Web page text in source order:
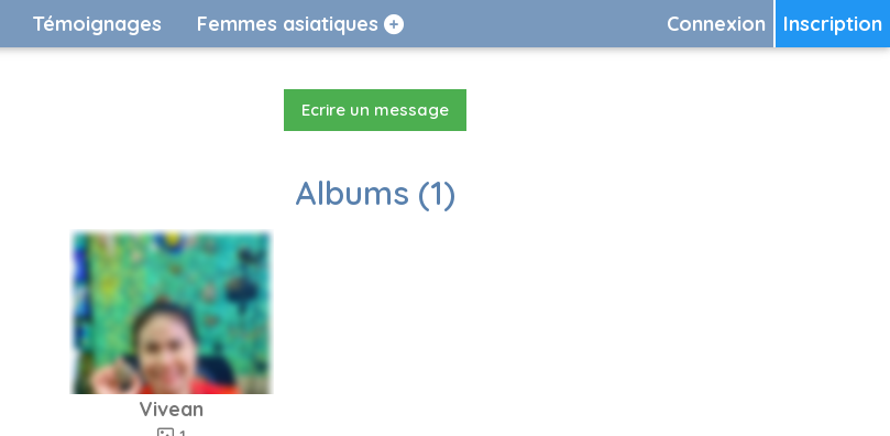
Inscription
Connexion
Témoignages Femmes asiatiques
Ecrire un message
Albums (1)
Vivean